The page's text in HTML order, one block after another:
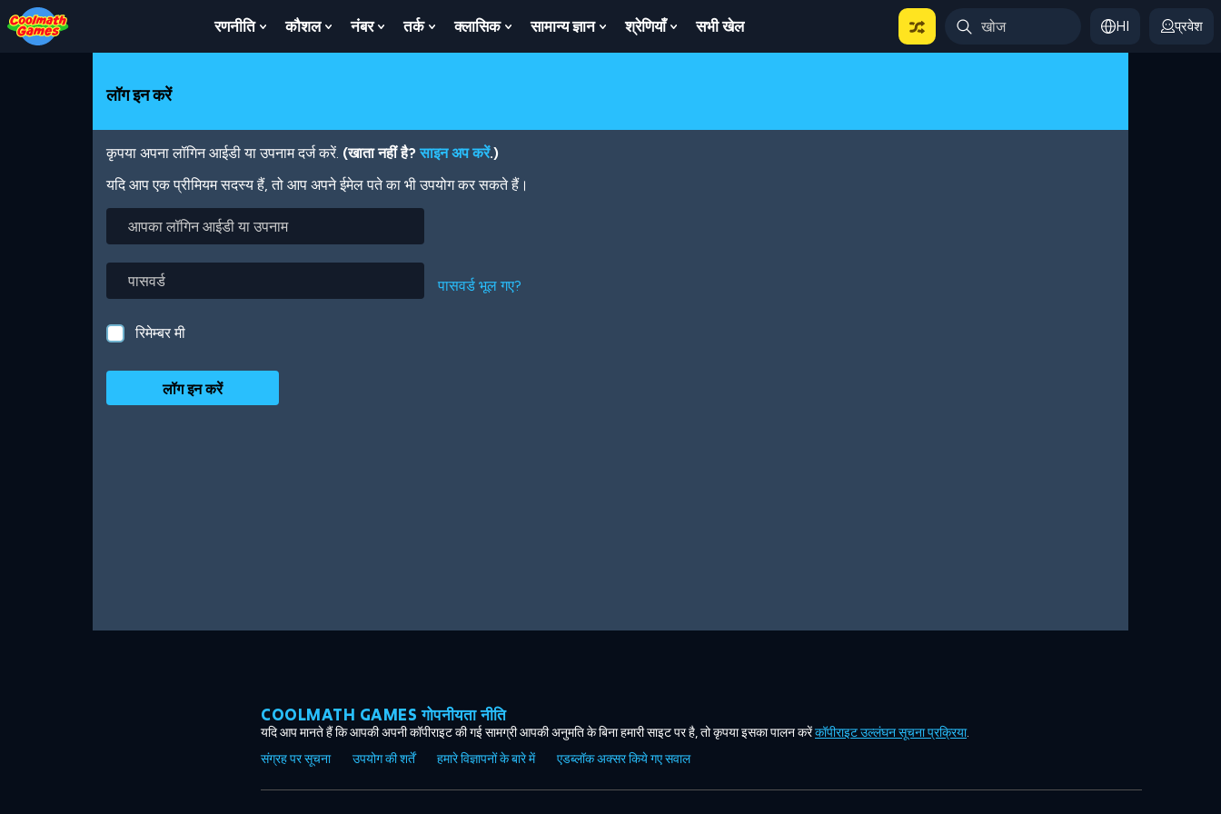
Skip
to
Top
Skip
to
Navigation
Skip
to
Main
Skip
to
Footer
Skip
to
main
रणनीति
Show
Submenu
कौशल
Show
Submenu
नंबर
Show
Submenu
तर्क
Show
Submenu
क्लासिक
Show
Submenu
सामान्य ज्ञान
Show
Submenu
श्रेणियाँ
Show
Submenu
सभी खेल HI प्रवेश
लॉग इन करें
कृपया अपना लॉगिन आईडी या उपनाम दर्ज करें. (खाता नहीं है?साइन अप करें.)
यदि आप एक प्रीमियम सदस्य हैं, तो आप अपने ईमेल पते का भी उपयोग कर सकते हैं।
लॉगिन
या
उपनाम
पासवर्ड भूल गए?
रिमेम्बर मी
COOLMATH GAMES गोपनीयता नीति
यदि आप मानते हैं कि आपकी अपनी कॉपीराइट की गई सामग्री आपकी अनुमति के बिना हमारी साइट पर है, तो कृपया इसका पालन करेंकॉपीराइट उल्लंघन सूचना प्रक्रिया.
संग्रह पर सूचना
उपयोग की शर्तें हमारे विज्ञापनों के बारे में एडब्लॉक अक्सर किये गए सवाल